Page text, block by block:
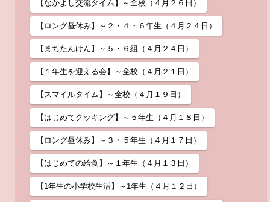
【なかよし交流タイム】～全校（４月２６日）
【ロング昼休み】～２・４・６年生（４月２４日）
【まちたんけん】～５・６組（４月２４日）
【１年生を迎える会】～全校（４月２１日）
【スマイルタイム】～全校（４月１９日）
【はじめてクッキング】～５年生（４月１８日）
【ロング昼休み】～３・５年生（４月１７日）
【はじめての給食】～１年生（４月１３日）
【1年生の小学校生活】～1年生（４月１２日）